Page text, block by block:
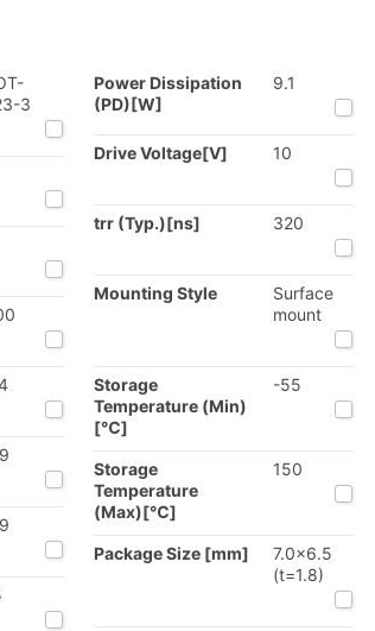
3
Power Dissipation
(PD)[W]
9.1
Drive Voltage[V] 10
trr (Typ.)[ns] 320
Mounting Style
Surface
mount
Storage
Temperature (Min)
[℃]
-55
Storage
Temperature
(Max)[℃]
150
Package Size [mm]
7.0x6.5
(t=1.8)